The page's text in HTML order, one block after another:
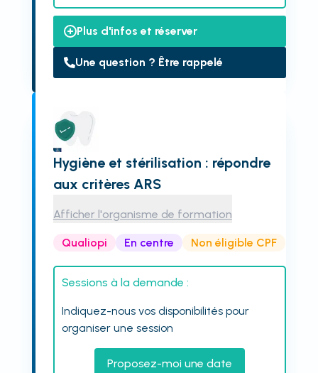
Plus d'infos et réserver
Une question ? Être rappelé
Hygiène et stérilisation : répondre
aux critères ARS
Afficher l'organisme de formation
Qualiopi En centre Non éligible CPF
Sessions à la demande :
Indiquez-nous vos disponibilités pour
organiser une session
Proposez-moi une date